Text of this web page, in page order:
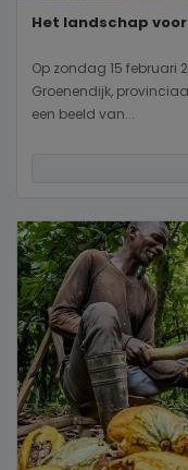
Het landschap
Op zondag 15 februari
Groenendijk,
een beeld van...